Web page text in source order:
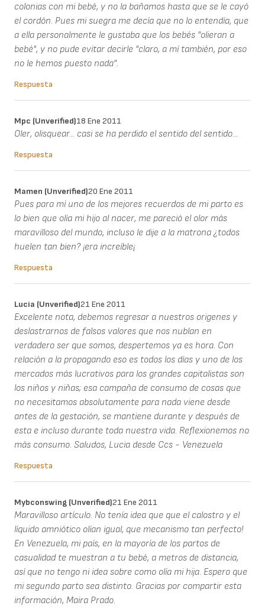
colonias con mi bebé, y no la bañamos hasta que se le cayó
el cordón. Pues mi suegra me decía que no lo entendía, que
a ella personalmente le gustaba que los bebés "olieran a
bebé", y no pude evitar decirle "claro, a mí también, por eso
no le hemos puesto nada".
Respuesta
Mpc (unverified)18 Ene 2011
Oler, olisquear... casi se ha perdido el sentido del sentido...
Respuesta
Mamen (unverified)20 Ene 2011
Pues para mí uno de los mejores recuerdos de mi parto es
lo bien que olía mi hijo al nacer, me pareció el olor más
maravilloso del mundo, incluso le dije a la matrona ¿todos
huelen tan bien? ¡era increíble¡
Respuesta
Lucia (unverified)21 Ene 2011
Excelente nota, debemos regresar a nuestros origenes y
deslastrarnos de falsos valores que nos nublan en
verdadero ser que somos, despertemos ya es hora. Con
relación a la propagando eso es todos los días y uno de los
mercados más lucrativos para los grandes capitalistas son
los niños y niñas; esa campaña de consumo de cosas que
no necesitamos absolutamente para nada viene desde
antes de la gestación, se mantiene durante y después de
esta e incluso durante toda nuestra vida. Reflexionemos no
más consumo. Saludos, Lucia desde Ccs - Venezuela
Respuesta
Mybconswing (unverified)21 Ene 2011
Maravilloso artículo. No tenía idea que que el calostro y el
líquido amniótico olían igual, que mecanismo tan perfecto!
En Venezuela, mi país, en la mayoría de los partos de
casualidad te muestran a tu bebé, a metros de distancia,
así que no tengo ni idea sobre como olía mi hija. Espero que
mi segundo parto sea distinto. Gracias por compartir esta
información, Maira Prado.